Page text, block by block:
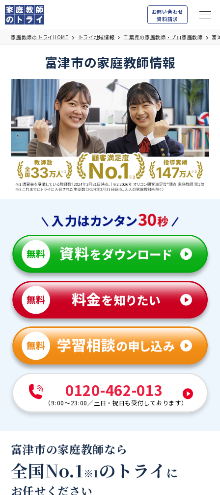
お問い合わせ
資料請求
家庭教師のトライHOME トライ地域情報 千葉県の家庭教師・プロ家庭教師 富
富津市の家庭教師情報
0120-462-013
（9:00～23:00／土日・祝日も受付しております）
富津市の家庭教師なら
全国No.1※1のトライ に
お任せください